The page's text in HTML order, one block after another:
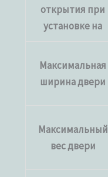
открытия при
установке на
Максимальная
ширина двери
Максимальный
вес двери